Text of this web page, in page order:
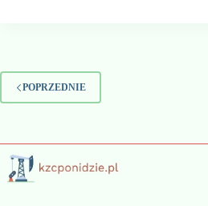
POPRZEDNIE